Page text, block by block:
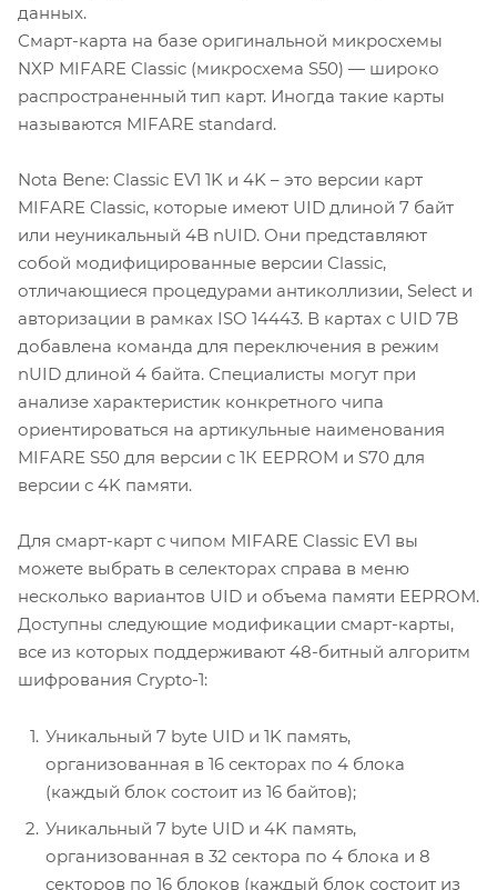
данных.
Смарт-карта на базе оригинальной микросхемы
NXP MIFARE Classic (микросхема S50) — широко
распространенный тип карт. Иногда такие карты
называются MIFARE standard.
Nota Bene: Classic EV1 1K и 4K – это версии карт
MIFARE Classic, которые имеют UID длиной 7 байт
или неуникальный 4B nUID. Они представляют
собой модифицированные версии Classic,
отличающиеся процедурами антиколлизии, Select и
авторизации в рамках ISO 14443. В картах с UID 7B
добавлена команда для переключения в режим
nUID длиной 4 байта. Специалисты могут при
анализе характеристик конкретного чипа
ориентироваться на артикульные наименования
MIFARE S50 для версии с 1К EEPROM и S70 для
версии с 4K памяти.
Для смарт-карт с чипом MIFARE Classic EV1 вы
можете выбрать в селекторах справа в меню
несколько вариантов UID и объема памяти EEPROM.
Доступны следующие модификации смарт-карты,
все из которых поддерживают 48-битный алгоритм
шифрования Crypto-1:
Уникальный 7 byte UID и 1K память,
организованная в 16 секторах по 4 блока
(каждый блок состоит из 16 байтов);
Уникальный 7 byte UID и 4K память,
организованная в 32 сектора по 4 блока и 8
секторов по 16 блоков (каждый блок состоит из